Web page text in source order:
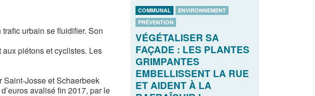
urbain se fluidifier. Son
piétons et cyclistes. Les
Saint-Josse et Schaerbeek
avalisé fin 2017, par le
COMMUNAL
ENVIRONNEMENT
PRÉVENTION
VÉGÉTALISER SA
FAÇADE : LES PLANTES
GRIMPANTES
EMBELLISSENT LA RUE
ET AIDENT À LA